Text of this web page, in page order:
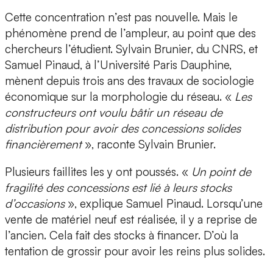
Cette concentration n’est pas nouvelle. Mais le
phénomène prend de l’ampleur, au point que des
chercheurs l’étudient. Sylvain Brunier, du CNRS, et
Samuel Pinaud, à l’Université Paris Dauphine,
mènent depuis trois ans des travaux de sociologie
économique sur la morphologie du réseau. « Les
constructeurs ont voulu bâtir un réseau de
distribution pour avoir des concessions solides
financièrement», raconte Sylvain Brunier.
Plusieurs faillites les y ont poussés. « Un point de
fragilité des concessions est lié à leurs stocks
d’occasions», explique Samuel Pinaud. Lorsqu’une
vente de matériel neuf est réalisée, il y a reprise de
l’ancien. Cela fait des stocks à financer. D’où la
tentation de grossir pour avoir les reins plus solides.